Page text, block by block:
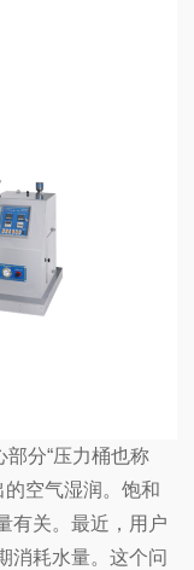
分“压力桶也称
的空气湿润。饱和
有关。最近，用户
消耗水量。这个问